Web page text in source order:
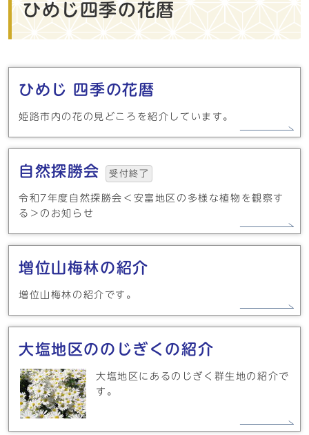
ひめじ四季の花暦
メインメニュー
ひめじ 四季の花暦
姫路市内の花の見どころを紹介しています。
自然探勝会 受付終了
令和7年度自然探勝会＜安富地区の多様な植物を観察す
る＞のお知らせ
増位山梅林の紹介
増位山梅林の紹介です。
大塩地区ののじぎくの紹介
大塩地区にあるのじぎく群生地の紹介で
す。